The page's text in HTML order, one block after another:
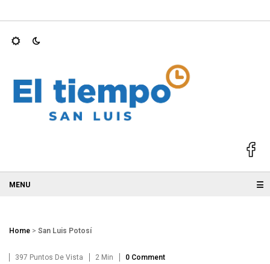
☰
Home > San Luis Potosí
397 Puntos De Vista 2 Min 0 Comment